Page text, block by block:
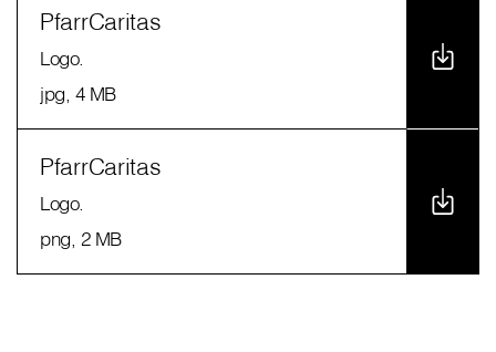
PfarrCaritas
Logo.
jpg, 4 MB
PfarrCaritas
Logo.
png, 2 MB